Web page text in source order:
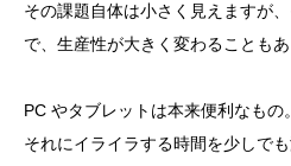
その課題自体は小さく見えますが
で、生産性が大きく変わることもあ
PC やタブレットは本来便利なもの。
それにイライラする時間を少しで